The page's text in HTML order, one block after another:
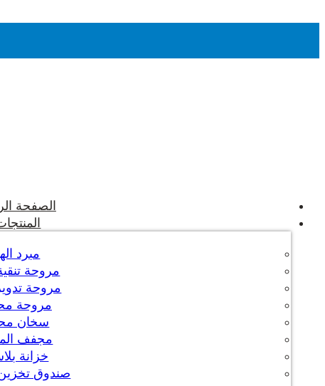
الصفحة
مبرد
مروحة
مروحة
مروحة
سخان
مجفف
خزانة
صندوق